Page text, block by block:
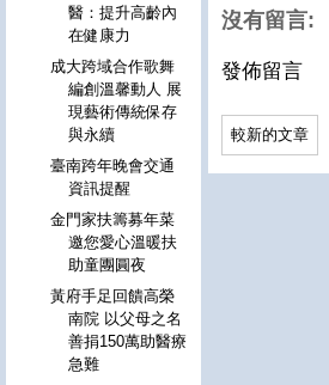
沒有留言:
發佈留言
較新的文章
醫：提升高齡內
在健康力
成大跨域合作歌舞
編創溫馨動人 展
現藝術傳統保存
與永續
臺南跨年晚會交通
資訊提醒
金門家扶籌募年菜
邀您愛心溫暖扶
助童團圓夜
黃府手足回饋高榮
南院 以父母之名
善捐150萬助醫療
急難